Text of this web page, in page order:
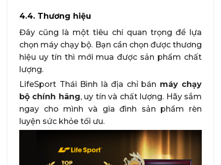
4.4. Thương hiệu
Đây cũng là một tiêu chí quan trọng để lựa
chọn máy chạy bộ. Bạn cần chọn được thương
hiệu uy tín thì mới mua được sản phẩm chất
lượng.
LifeSport Thái Bình là địa chỉ bán máy chạy
bộ chính hãng, uy tín và chất lượng. Hãy sắm
ngay cho mình và gia đình sản phẩm rèn
luyện sức khỏe tối ưu.